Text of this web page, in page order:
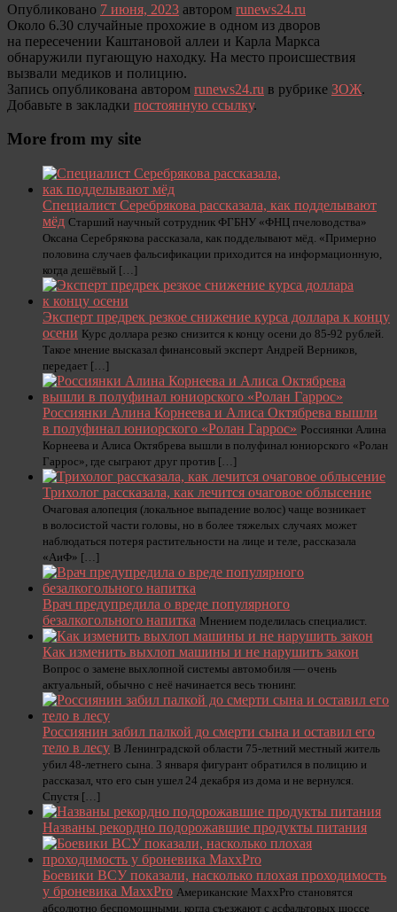
Опубликовано 7 июня, 2023 автором runews24.ru
Около 6.30 случайные прохожие в одном из дворов
на пересечении Каштановой аллеи и Карла Маркса
обнаружили пугающую находку. На место происшествия
вызвали медиков и полицию.
Запись опубликована автором runews24.ru в рубрике ЗОЖ.
Добавьте в закладки постоянную ссылку.
More from my site
Специалист Серебрякова рассказала, как подделывают
мёд Старший научный сотрудник ФГБНУ «ФНЦ пчеловодства»
Оксана Серебрякова рассказала, как подделывают мёд. «Примерно
половина случаев фальсификации приходится на информационную,
когда дешёвый […]
Эксперт предрек резкое снижение курса доллара к концу
осени Курс доллара резко снизится к концу осени до 85-92 рублей.
Такое мнение высказал финансовый эксперт Андрей Верников,
передает […]
Россиянки Алина Корнеева и Алиса Октябрева вышли
в полуфинал юниорского «Ролан Гаррос» Россиянки Алина
Корнеева и Алиса Октябрева вышли в полуфинал юниорского «Ролан
Гаррос», где сыграют друг против […]
Трихолог рассказала, как лечится очаговое облысение
Очаговая алопеция (локальное выпадение волос) чаще возникает
в волосистой части головы, но в более тяжелых случаях может
наблюдаться потеря растительности на лице и теле, рассказала
«АиФ» […]
Врач предупредила о вреде популярного
безалкогольного напитка Мнением поделилась специалист.
Как изменить выхлоп машины и не нарушить закон
Вопрос о замене выхлопной системы автомобиля — очень
актуальный, обычно с неё начинается весь тюнинг.
Россиянин забил палкой до смерти сына и оставил его
тело в лесу В Ленинградской области 75-летний местный житель
убил 48-летнего сына. 3 января фигурант обратился в полицию и
рассказал, что его сын ушел 24 декабря из дома и не вернулся.
Спустя […]
Названы рекордно подорожавшие продукты питания
Боевики ВСУ показали, насколько плохая проходимость
у броневика MaxxPro Американские MaxxPro становятся
абсолютно беспомощными, когда съезжают с асфальтовых шоссе